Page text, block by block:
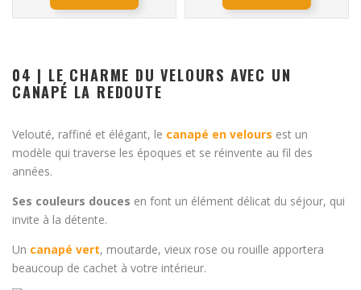
04 | LE CHARME DU VELOURS AVEC UN
CANAPÉ LA REDOUTE
Velouté, raffiné et élégant, le canapé en velours est un
modèle qui traverse les époques et se réinvente au fil des
années.
Ses couleurs douces en font un élément délicat du séjour, qui
invite à la détente.
Un canapé vert, moutarde, vieux rose ou rouille apportera
beaucoup de cachet à votre intérieur.